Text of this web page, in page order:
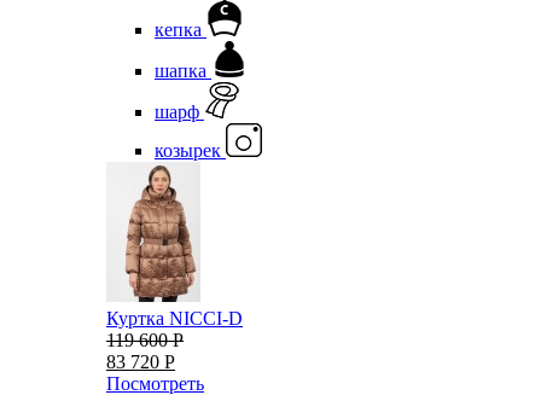
кепка
шапка
шарф
козырек
Куртка NICCI-D
119 600 Р
83 720 Р
Посмотреть